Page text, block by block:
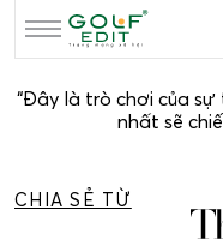
“Đây là trò chơi của
nhất sẽ
CHIA SẺ TỪ